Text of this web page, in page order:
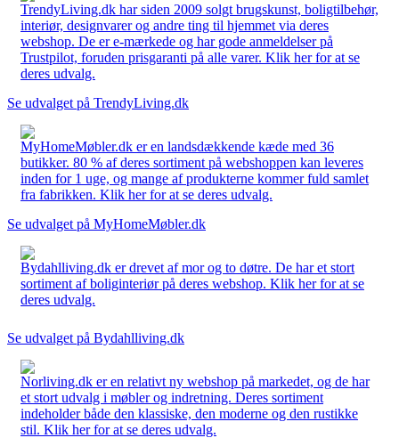
TrendyLiving.dk har siden 2009 solgt brugskunst, boligtilbehør,
interiør, designvarer og andre ting til hjemmet via deres
webshop. De er e-mærkede og har gode anmeldelser på
Trustpilot, foruden prisgaranti på alle varer. Klik her for at se
deres udvalg.
Se udvalget på TrendyLiving.dk
MyHomeMøbler.dk er en landsdækkende kæde med 36
butikker. 80 % af deres sortiment på webshoppen kan leveres
inden for 1 uge, og mange af produkterne kommer fuld samlet
fra fabrikken. Klik her for at se deres udvalg.
Se udvalget på MyHomeMøbler.dk
Bydahlliving.dk er drevet af mor og to døtre. De har et stort
sortiment af boliginteriør på deres webshop. Klik her for at se
deres udvalg.
Se udvalget på Bydahlliving.dk
Norliving.dk er en relativt ny webshop på markedet, og de har
et stort udvalg i møbler og indretning. Deres sortiment
indeholder både den klassiske, den moderne og den rustikke
stil. Klik her for at se deres udvalg.